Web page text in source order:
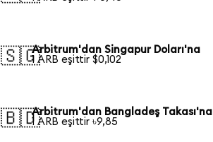
🇸🇬Arbitrum'dan Singapur Doları'na
1 ARB eşittir $0,102
🇧🇩Arbitrum'dan Bangladeş Takası'na
1 ARB eşittir ৳9,85